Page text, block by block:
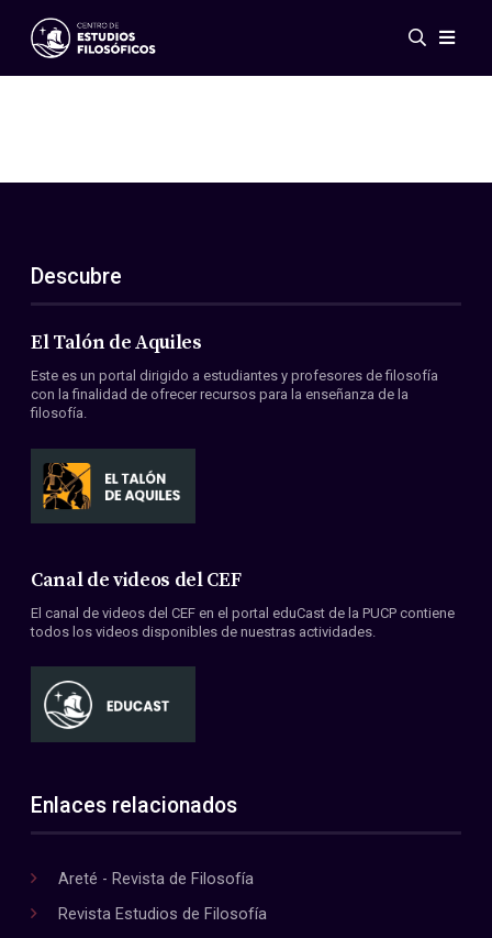
Eventos
ES
EN
Acerca de nosotros
Miembros
Convenios
Descubre
El Talón de Aquiles
Este es un portal dirigido a estudiantes y profesores de filosofía
con la finalidad de ofrecer recursos para la enseñanza de la
filosofía.
Canal de videos del CEF
El canal de videos del CEF en el portal eduCast de la PUCP contiene
todos los videos disponibles de nuestras actividades.
Enlaces relacionados
Areté - Revista de Filosofía
Revista Estudios de Filosofía